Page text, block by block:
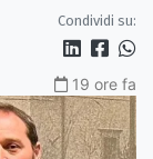
Condividi su:
19 ore fa